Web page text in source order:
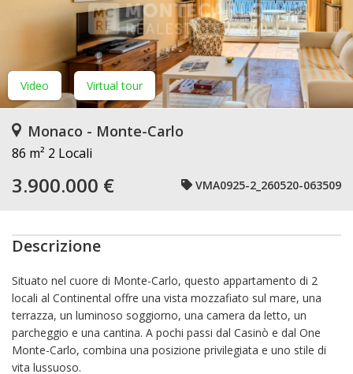
Video Virtual tour
Monaco - Monte-Carlo
86 m² 2 Locali
3.900.000 € VMA0925-2_260520-063509
Descrizione
Situato nel cuore di Monte-Carlo, questo appartamento di 2
locali al Continental offre una vista mozzafiato sul mare, una
terrazza, un luminoso soggiorno, una camera da letto, un
parcheggio e una cantina. A pochi passi dal Casinò e dal One
Monte-Carlo, combina una posizione privilegiata e uno stile di
vita lussuoso.